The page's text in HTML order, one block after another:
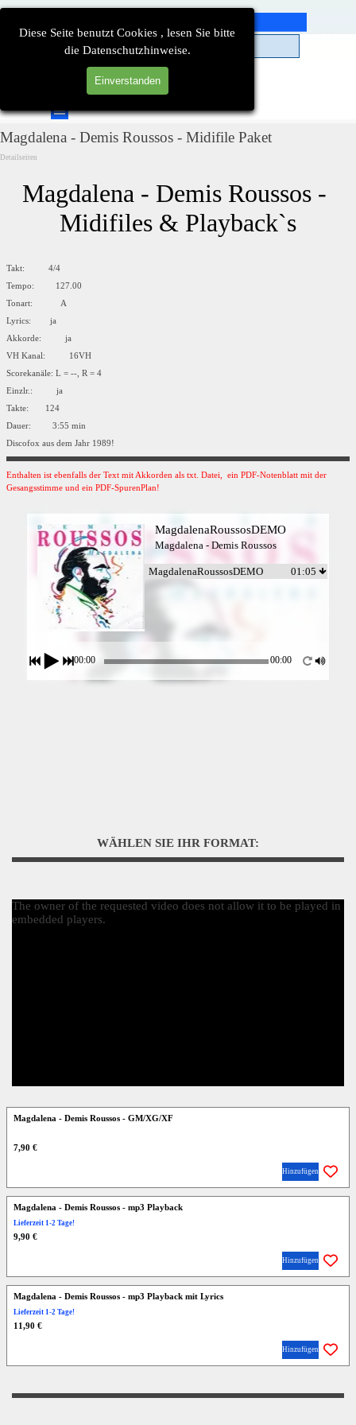
Diese Seite benutzt Cookies , lesen Sie bitte
die Datenschutzhinweise.
Einverstanden
Direkt zum Seiteninhalt
Menü überspringen
Magdalena - Demis Roussos - Midifile Paket
Detailseiten
Magdalena - Demis Roussos -
Midifiles & Playback`s
Takt: 4/4
Tempo: 127.00
Tonart: A
Lyrics: ja
Akkorde: ja
VH Kanal: 16VH
Scorekanäle: L = --, R = 4
Einzlr.: ja
Takte: 124
Dauer: 3:55 min
Discofox aus dem Jahr 1989!
Enthalten ist ebenfalls der Text mit Akkorden als txt. Datei, ein PDF-Notenblatt mit der
Gesangsstimme und ein PDF-SpurenPlan!
MagdalenaRoussosDEMO
Magdalena - Demis Roussos
MagdalenaRoussosDEMO 01:05
00:00 00:00
WÄHLEN SIE IHR FORMAT:
The owner of the requested video does not allow it to be played in
embedded players.
Magdalena - Demis Roussos - GM/XG/XF
7,90 €
Hinzufügen
Magdalena - Demis Roussos - mp3 Playback
Lieferzeit 1-2 Tage!
9,90 €
Hinzufügen
Magdalena - Demis Roussos - mp3 Playback mit Lyrics
Lieferzeit 1-2 Tage!
11,90 €
Hinzufügen